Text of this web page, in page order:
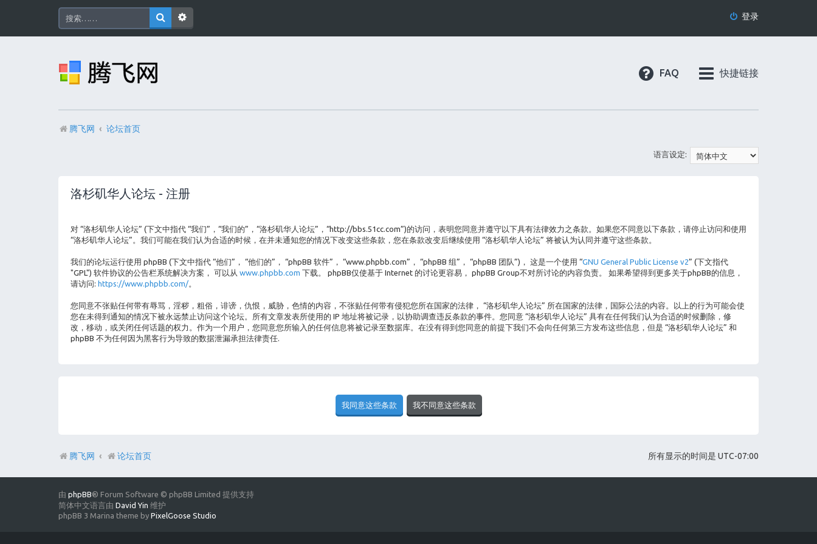
登录
快捷链接
FAQ
腾飞网 论坛首页
语言设定:
洛杉矶华人论坛 - 注册
对 “洛杉矶华人论坛” (下文中指代 “我们”，“我们的”，“洛杉矶华人论坛”，“http://bbs.51cc.com”)的访问，表明您同意并遵守以下具有法律效力之条款。如果您不同意以下条款，请停止访问和使用
“洛杉矶华人论坛”。我们可能在我们认为合适的时候，在并未通知您的情况下改变这些条款，您在条款改变后继续使用 “洛杉矶华人论坛” 将被认为认同并遵守这些条款。
我们的论坛运行使用 phpBB (下文中指代 “他们”， “他们的”， “phpBB 软件”， “www.phpbb.com”， “phpBB 组”， “phpBB 团队”)， 这是一个使用 “GNU General Public License v2” (下文指代
"GPL") 软件协议的公告栏系统解决方案， 可以从 www.phpbb.com 下载。 phpBB仅使基于 Internet 的讨论更容易， phpBB Group不对所讨论的内容负责。 如果希望得到更多关于phpBB的信息，
请访问: https://www.phpbb.com/
您同意不张贴任何带有辱骂，淫秽，粗俗，诽谤，仇恨，威胁，色情的内容，不张贴任何带有侵犯您所在国家的法律， “洛杉矶华人论坛” 所在国家的法律，国际公法的内容。以上的行为可能会使
您在未得到通知的情况下被永远禁止访问这个论坛。所有文章发表所使用的 IP 地址将被记录，以协助调查违反条款的事件。您同意 “洛杉矶华人论坛” 具有在任何我们认为合适的时候删除，修
改，移动，或关闭任何话题的权力。作为一个用户，您同意您所输入的任何信息将被记录至数据库。在没有得到您同意的前提下我们不会向任何第三方发布这些信息，但是 “洛杉矶华人论坛” 和
phpBB 不为任何因为黑客行为导致的数据泄漏承担法律责任.
所有显示的时间是 UTC-07:00
腾飞网 论坛首页
由 phpBB® Forum Software © phpBB Limited 提供支持
简体中文语言由 David Yin 维护
phpBB 3 Marina theme by PixelGoose Studio